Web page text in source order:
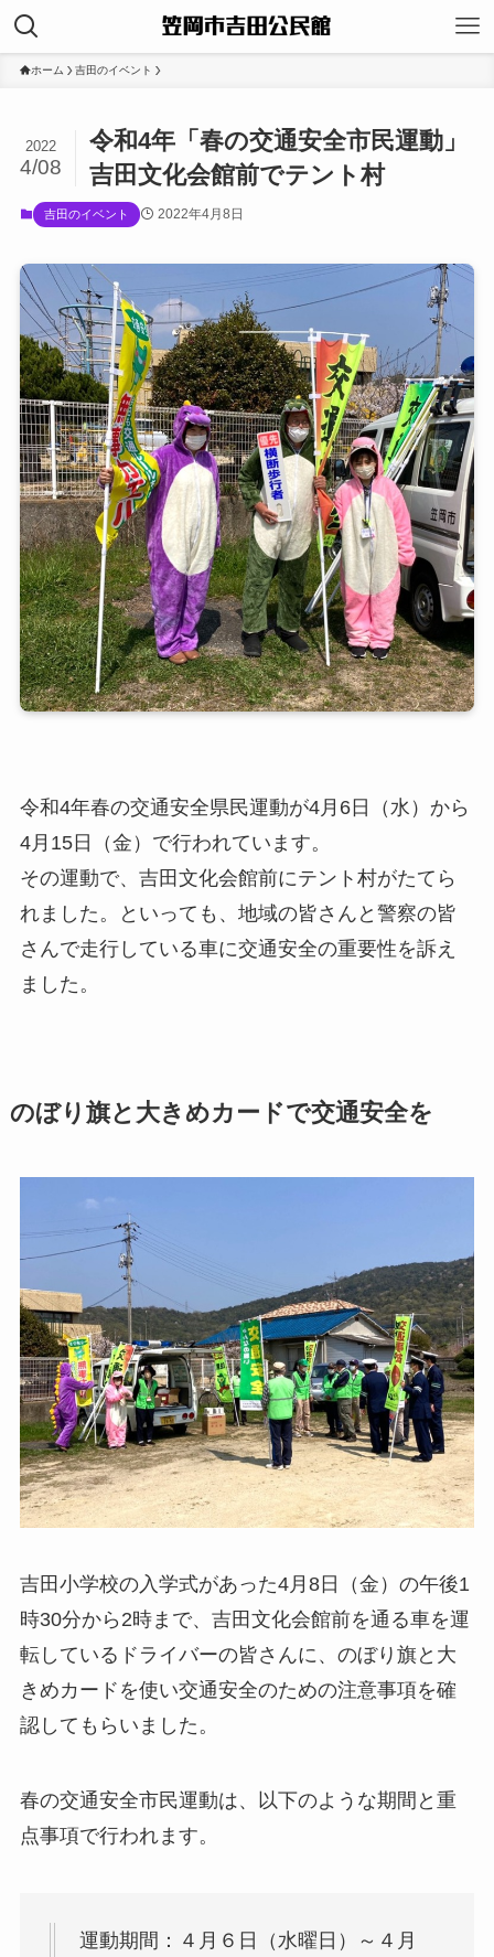
ホーム 吉田のイベント
令和4年「春の交通安全市民運動」
吉田文化会館前でテント村
2022
4/08
吉田のイベント 2022年4月8日
令和4年春の交通安全県民運動が4月6日（水）から
4月15日（金）で行われています。
その運動で、吉田文化会館前にテント村がたてら
れました。といっても、地域の皆さんと警察の皆
さんで走行している車に交通安全の重要性を訴え
ました。
のぼり旗と大きめカードで交通安全を
吉田小学校の入学式があった4月8日（金）の午後1
時30分から2時まで、吉田文化会館前を通る車を運
転しているドライバーの皆さんに、のぼり旗と大
きめカードを使い交通安全のための注意事項を確
認してもらいました。
春の交通安全市民運動は、以下のような期間と重
点事項で行われます。
運動期間：４月６日（水曜日）～４月